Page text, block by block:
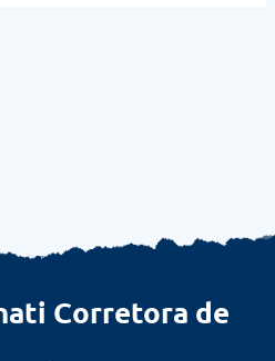
Corretora de